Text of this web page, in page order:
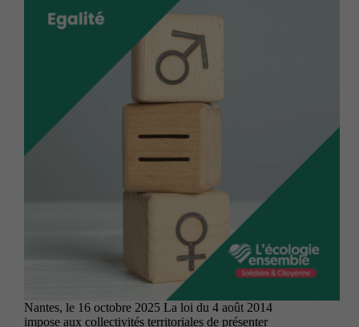
Nantes, le 16 octobre 2025 La loi du 4 août 2014
impose aux collectivités territoriales de présenter